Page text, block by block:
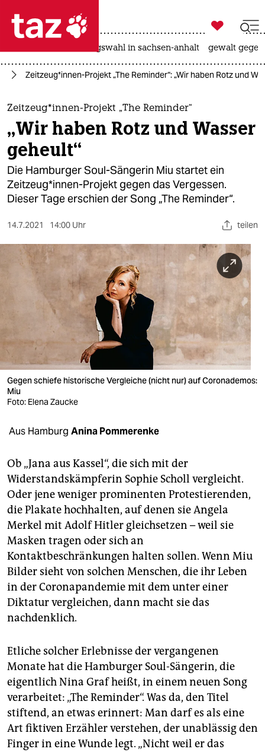
 taz zahl ich
taz zahl ich
themen
politik
öko
gesellschaft
sport
berlin
wahrheit
verlag
verlag
veranstaltungen
unterstützen
abo
genossenschaft
epaper login

taz zahl ich
landtagswahl in sachsen-anhalt gewalt
Zeitzeug*innen-Projekt „The Reminder“: „Wir haben Rotz und
Zeitzeug*innen-Projekt „The Reminder“
„Wir haben Rotz und Wasser
geheult“
Die Hamburger Soul-Sängerin Miu startet ein
Zeitzeug*innen-Projekt gegen das Vergessen.
Dieser Tage erschien der Song „The Reminder“.
14.7.2021 14:00 Uhr teilen
Gegen schiefe historische Vergleiche (nicht nur) auf Coronademos:
Miu
Foto: Elena Zaucke
Aus Hamburg Anina Pommerenke
Ob „Jana aus Kassel“, die sich mit der
Widerstandskämpferin Sophie Scholl vergleicht.
Oder jene weniger prominenten Protestierenden,
die Plakate hochhalten, auf denen sie Angela
Merkel mit Adolf Hitler gleichsetzen – weil sie
Masken tragen oder sich an
Kontaktbeschränkungen halten sollen. Wenn Miu
Bilder sieht von solchen Menschen, die ihr Leben
in der Coronapandemie mit dem unter einer
Diktatur vergleichen, dann macht sie das
nachdenklich.
Etliche solcher Erlebnisse der vergangenen
Monate hat die Hamburger Soul-Sängerin, die
eigentlich Nina Graf heißt, in einem neuen Song
verarbeitet: „The Reminder“. Was da, den Titel
stiftend, an etwas erinnert: Man darf es als eine
Art fiktiven Erzähler verstehen, der unablässig den
Finger in eine Wunde legt. „Nicht weil er das